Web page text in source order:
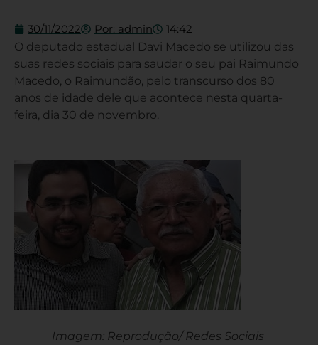
30/11/2022 Por: admin 14:42
O deputado estadual Davi Macedo se utilizou das
suas redes sociais para saudar o seu pai Raimundo
Macedo, o Raimundão, pelo transcurso dos 80
anos de idade dele que acontece nesta quarta-
feira, dia 30 de novembro.
Imagem: Reprodução/ Redes Sociais